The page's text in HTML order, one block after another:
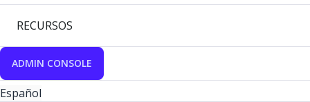
RECURSOS
ADMIN CONSOLE
Español